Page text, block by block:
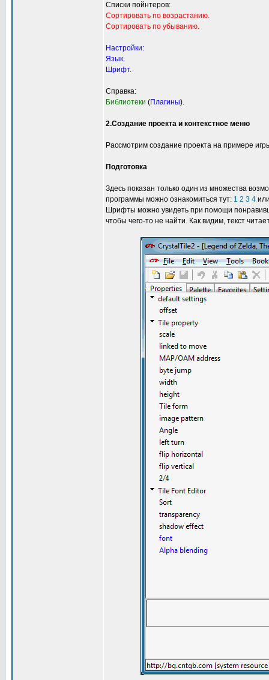
Списки пойнтеров:
Сортировать по возрастанию.
Сортировать по убыванию.
Настройки:
Язык.
Шрифт.
Справка:
Библиотеки (Плагины).
2.Создание проекта и контекстное меню
Рассмотрим создание проекта на примере
Подготовка
Здесь показан только один из множества
программы можно ознакомиться тут: 1 2 3 4
Шрифты можно увидеть при помощи
чтобы чего-то не найти. Как видим, текст